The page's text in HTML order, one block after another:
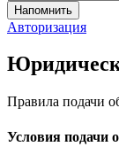
Авторизация
Правила подачи
Условия подачи